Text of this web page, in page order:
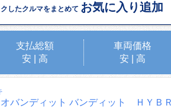
したクルマをまとめて お気に入り追加
支払総額
安
高
車両価格
安
高
オバンディット バンディット ＨＹ